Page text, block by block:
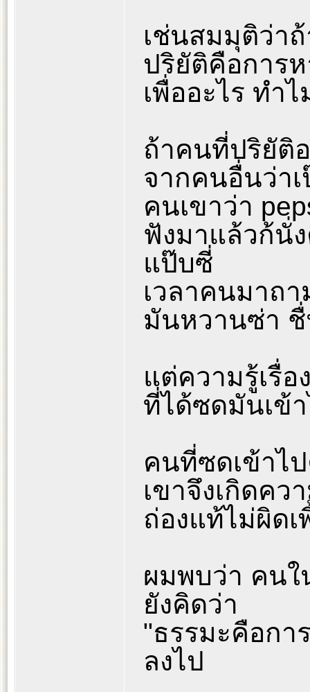
เช่นสมมุติว่า
ปริยัติคือการ
เพื่ออะไร ทำ
ถ้าคนที่ปริยัติ
จากคนอื่นว่า
คนเขาว่า
ฟังมาแล้วก้นั่
แป๊บซี่
เวลาคนมาถา
มันหวานซ่า ชื่
แต่ความรู้เรื่อ
ที่ได้ซดมันเข้
คนที่ซดเข้าไ
เขาจึงเกิดคว
ถ่องแท้ไม่ผิดเ
ผมพบว่า คนใ
ยังคิดว่า
"ธรรมะคือกา
ลงไป